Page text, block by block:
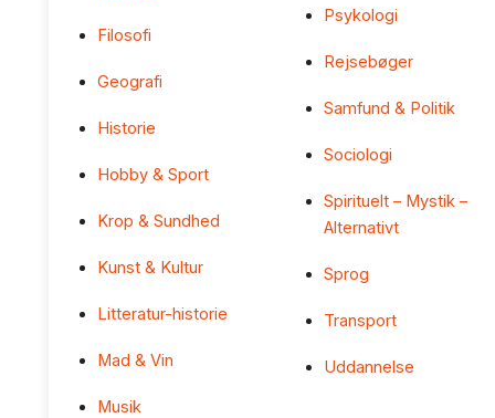
Filosofi
Geografi
Historie
Hobby & Sport
Krop & Sundhed
Kunst & Kultur
Litteratur-historie
Mad & Vin
Musik
Psykologi
Rejsebøger
Samfund & Politik
Sociologi
Spirituelt – Mystik –
Alternativt
Sprog
Transport
Uddannelse